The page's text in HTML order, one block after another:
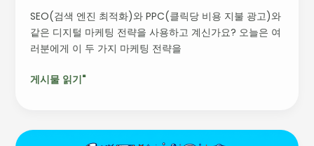
SEO(검색 엔진 최적화)와 PPC(클릭당 비용 지불 광고)와
같은 디지털 마케팅 전략을 사용하고 계신가요? 오늘은 여
러분에게 이 두 가지 마케팅 전략을
트
리
뷰
모
용
게시물 읽기"